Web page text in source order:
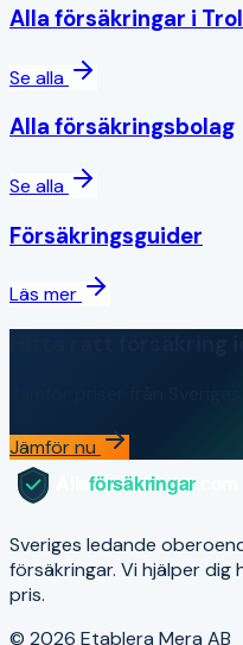
Alla försäkringar i
Se alla
Alla försäkringsbolag
Se alla
Försäkringsguider
Läs mer
Jämför priser från
Jämför nu
Sveriges ledande
försäkringar. Vi hjälper
pris.
© 2026 Etablera Mera AB